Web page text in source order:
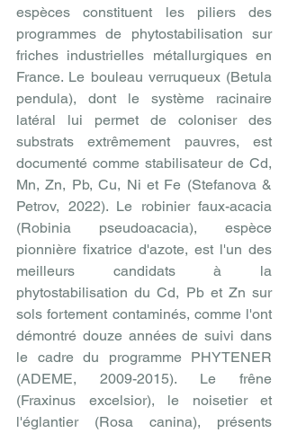
espèces constituent les piliers des
programmes de phytostabilisation sur
friches industrielles métallurgiques en
France. Le bouleau verruqueux (Betula
pendula), dont le système racinaire
latéral lui permet de coloniser des
substrats extrêmement pauvres, est
documenté comme stabilisateur de Cd,
Mn, Zn, Pb, Cu, Ni et Fe (Stefanova &
Petrov, 2022). Le robinier faux-acacia
(Robinia pseudoacacia), espèce
pionnière fixatrice d'azote, est l'un des
meilleurs candidats à la
phytostabilisation du Cd, Pb et Zn sur
sols fortement contaminés, comme l'ont
démontré douze années de suivi dans
le cadre du programme PHYTENER
(ADEME, 2009-2015). Le frêne
(Fraxinus excelsior), le noisetier et
l'églantier (Rosa canina), présents